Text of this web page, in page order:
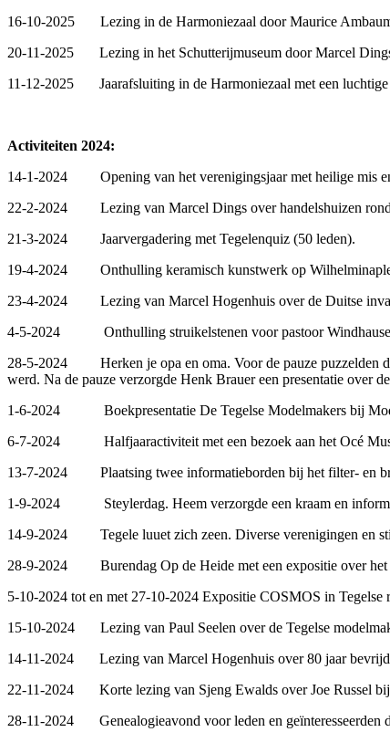
16-10-2025 Lezing in de Harmoniezaal door Maurice Ambaum
20-11-2025 Lezing in het Schutterijmuseum door Marcel
11-12-2025 Jaarafsluiting in de Harmoniezaal met een luchtige
Activiteiten 2024:
14-1-2024 Opening van het verenigingsjaar met heilige mis
22-2-2024 Lezing van Marcel Dings over handelshuizen rond
21-3-2024 Jaarvergadering met Tegelenquiz (50 leden).
19-4-2024 Onthulling keramisch kunstwerk op
23-4-2024 Lezing van Marcel Hogenhuis over de Duitse
4-5-2024 Onthulling struikelstenen voor pastoor Windhausen
28-5-2024 Herken je opa en oma. Voor de pauze puzzelden de
werd. Na de pauze verzorgde Henk Brauer een presentatie over
1-6-2024 Boekpresentatie De Tegelse Modelmakers bij
6-7-2024 Halfjaaractiviteit met een bezoek aan het Océ
13-7-2024 Plaatsing twee informatieborden bij het filter- en
1-9-2024 Steylerdag. Heem verzorgde een kraam en
14-9-2024 Tegele luuet zich zeen. Diverse verenigingen en
28-9-2024 Burendag Op de Heide met een expositie over het
5-10-2024 tot en met 27-10-2024 Expositie COSMOS in
15-10-2024 Lezing van Paul Seelen over de Tegelse
14-11-2024 Lezing van Marcel Hogenhuis over 80 jaar
22-11-2024 Korte lezing van Sjeng Ewalds over Joe Russel
28-11-2024 Genealogieavond voor leden en geïnteresseerden